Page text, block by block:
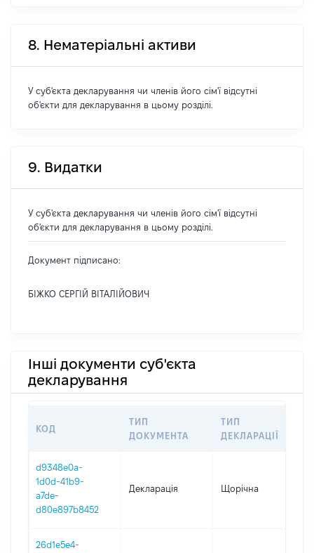
8. Нематеріальні активи
У суб'єкта декларування чи членів його сім'ї відсутні
об'єкти для декларування в цьому розділі.
9. Видатки
У суб'єкта декларування чи членів його сім'ї відсутні
об'єкти для декларування в цьому розділі.
Документ підписано:
БІЖКО СЕРГІЙ ВІТАЛІЙОВИЧ
Інші документи суб'єкта
декларування
КОД
ТИП
ДОКУМЕНТА
ТИП
ДЕКЛАРАЦІЇ
d9348e0a-
1d0d-41b9-
a7de-
d80e897b8452
Декларація Щорічна
26d1e5e4-